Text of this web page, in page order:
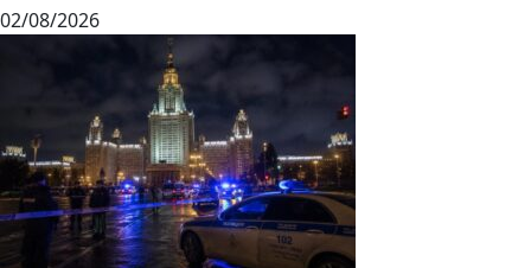
02/08/2026